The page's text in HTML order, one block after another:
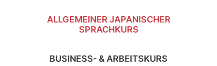
ALLGEMEINER JAPANISCHER
SPRACHKURS
BUSINESS- & ARBEITSKURS